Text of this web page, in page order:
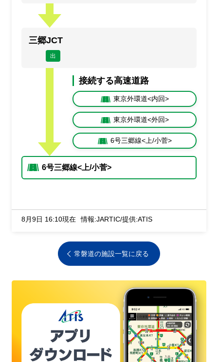
三郷JCT
出
接続する高速道路
東京外環道<内回>
東京外環道<外回>
6号三郷線<上/小菅>
6号三郷線<上/小菅>
8月9日 16:10現在 情報:JARTIC/提供:ATIS
常磐道の施設一覧に戻る